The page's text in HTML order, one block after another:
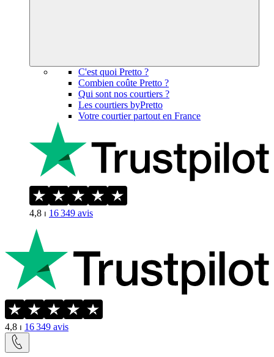
C'est quoi Pretto ?
Combien coûte Pretto ?
Qui sont nos courtiers ?
Les courtiers byPretto
Votre courtier partout en France
4,8 ⏐ 16 349 avis
4,8 ⏐ 16 349 avis